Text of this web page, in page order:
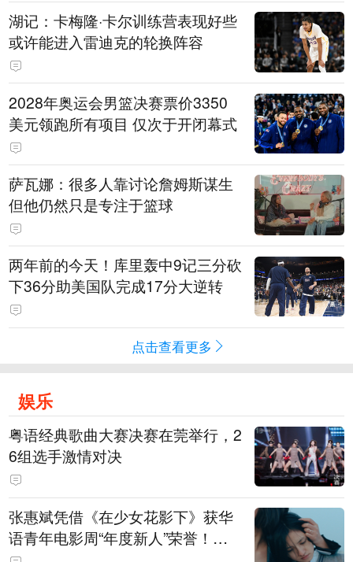
湖记：卡梅隆·卡尔训练营表现好些
或许能进入雷迪克的轮换阵容
2028年奥运会男篮决赛票价3350
美元领跑所有项目 仅次于开闭幕式
萨瓦娜：很多人靠讨论詹姆斯谋生
但他仍然只是专注于篮球
两年前的今天！库里轰中9记三分砍
下36分助美国队完成17分大逆转
点击查看更多
娱乐
粤语经典歌曲大赛决赛在莞举行，2
6组选手激情对决
张惠斌凭借《在少女花影下》获华
语青年电影周“年度新人”荣誉！该